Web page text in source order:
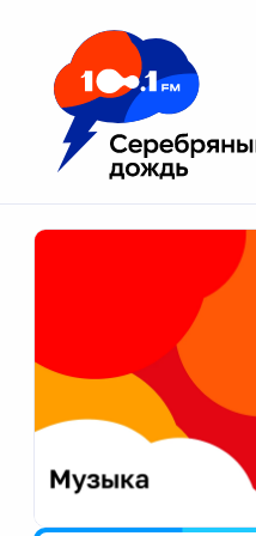
Москва 100.1 FM
Апатиты
Екатеринбург
Калининград
Калуга